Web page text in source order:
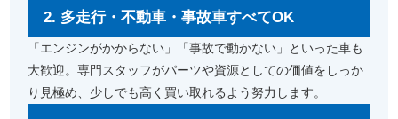
2. 多走行・不動車・事故車すべてOK
「エンジンがかからない」「事故で動かない」といった車も
大歓迎。専門スタッフがパーツや資源としての価値をしっか
り見極め、少しでも高く買い取れるよう努力します。